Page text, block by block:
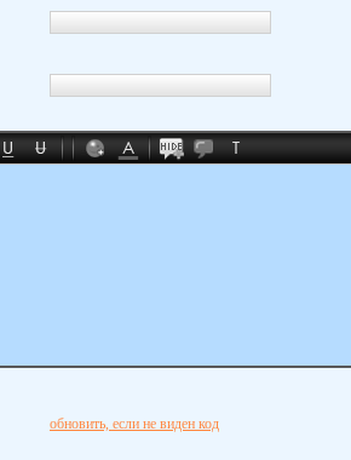
обновить, если не виден код